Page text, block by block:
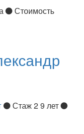
Стоимость
Стаж 2 9 лет